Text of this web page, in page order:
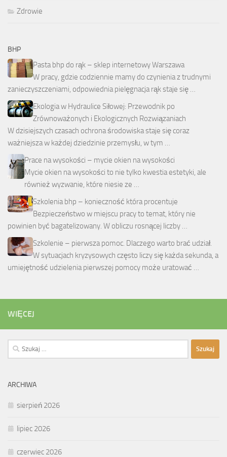
Zdrowie
BHP
Pasta bhp do rąk – sklep internetowy Warszawa
W pracy, gdzie codziennie mamy do czynienia z trudnymi
zanieczyszczeniami, odpowiednia pielęgnacja rąk staje się …
Ekologia w Hydraulice Siłowej: Przewodnik po
Zrównoważonych i Ekologicznych Rozwiązaniach
W dzisiejszych czasach ochrona środowiska staje się coraz
ważniejsza w każdej dziedzinie przemysłu, w tym …
Prace na wysokości – mycie okien na wysokości
Mycie okien na wysokości to nie tylko kwestia estetyki, ale
również wyzwanie, które niesie ze …
Szkolenia bhp – konieczność która procentuje
Bezpieczeństwo w miejscu pracy to temat, który nie
powinien być bagatelizowany. W obliczu rosnącej liczby …
Szkolenie – pierwsza pomoc. Dlaczego warto brać udział.
W sytuacjach kryzysowych często liczy się każda sekunda, a
umiejętność udzielenia pierwszej pomocy może uratować …
WIĘCEJ
Szukaj:
ARCHIWA
sierpień 2026
lipiec 2026
czerwiec 2026